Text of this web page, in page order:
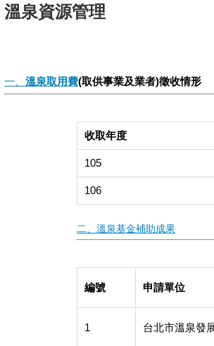
溫泉資源管理
一、 溫泉取用費(取供事業及業者)徵收情形
收取年度
105
106
二、溫泉基金補助成果
編號 申請單位
1 台北市溫泉發